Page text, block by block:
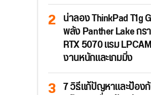
น่าลอง ThinkPad T1g
พลัง Panther Lake ก
RTX 5070 แรม
งานหนักและเกมมิ่ง
7 วิธีแก้ปัญหาและป้อง